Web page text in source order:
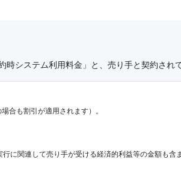
システム利用料金」と、売り手と契約され
合も割引が適用されます）。
に関連して売り手が受ける経済的利益等の金額も含